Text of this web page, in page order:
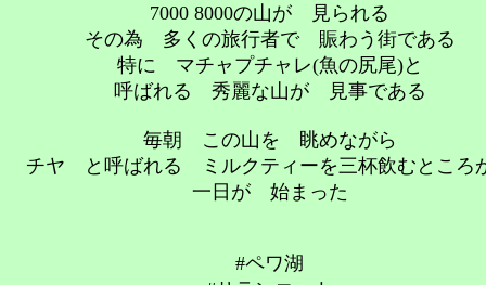
7000 8000の山が 見られる
その為 多くの旅行者で 賑わう街である
特に マチャプチャレ(魚の尻尾)と
呼ばれる 秀麗な山が 見事である
毎朝 この山を 眺めながら
チヤ と呼ばれる ミルクティーを三杯飲むところ
一日が 始まった
#ペワ湖